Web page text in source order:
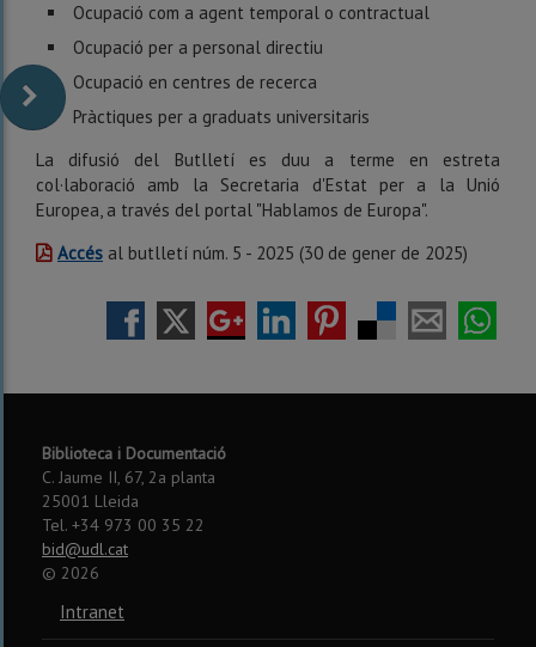
Ocupació com a agent temporal o contractual
Ocupació per a personal directiu
Ocupació en centres de recerca
Pràctiques per a graduats universitaris
La difusió del Butlletí es duu a terme en estreta
col·laboració amb la Secretaria d'Estat per a la Unió
Europea, a través del portal "Hablamos de Europa".
Accés al butlletí núm. 5 - 2025 (30 de gener de 2025)
Biblioteca i Documentació
C. Jaume II, 67, 2a planta
25001 Lleida
Tel. +34 973 00 35 22
bid@udl.cat
© 2026
Intranet